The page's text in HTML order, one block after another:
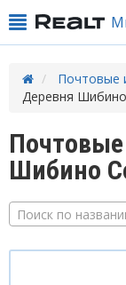
Почтовые
Деревня Шибино
Шибино
Поиск по